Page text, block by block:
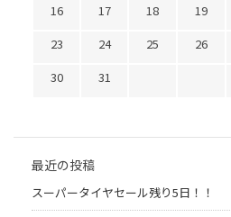
16
17 18 19
23
24 25 26
30
31
最近の投稿
スーパータイヤセール残り5日！！